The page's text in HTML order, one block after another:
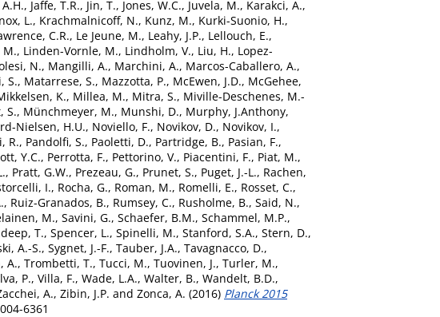
, Jaffe, T.R., Jin, T., Jones, W.C., Juvela, M., Karakci, A.,
L., Krachmalnicoff, N., Kunz, M., Kurki-Suonio, H.,
C.R., Le Jeune, M., Leahy, J.P., Lellouch, E.,
M., Linden-Vornle, M., Lindholm, V., Liu, H., Lopez-
N., Mangilli, A., Marchini, A., Marcos-Caballero, A.,
S., Matarrese, S., Mazzotta, P., McEwen, J.D., McGehee,
K., Millea, M., Mitra, S., Miville-Deschenes, M.-
S., Münchmeyer, M., Munshi, D., Murphy, J.Anthony,
Nielsen, H.U., Noviello, F., Novikov, D., Novikov, I.,
R., Pandolfi, S., Paoletti, D., Partridge, B., Pasian, F.,
Y.C., Perrotta, F., Pettorino, V., Piacentini, F., Piat, M.,
, Pratt, G.W., Prezeau, G., Prunet, S., Puget, J.-L., Rachen,
I., Rocha, G., Roman, M., Romelli, E., Rosset, C.,
, Ruiz-Granados, B., Rumsey, C., Rusholme, B., Said, N.,
M., Savini, G., Schaefer, B.M., Schammel, M.P.,
T., Spencer, L., Spinelli, M., Stanford, S.A., Stern, D.,
A.-S., Sygnet, J.-F., Tauber, J.A., Tavagnacco, D.,
A., Trombetti, T., Tucci, M., Tuovinen, J., Turler, M.,
P., Villa, F., Wade, L.A., Walter, B., Wandelt, B.D.,
A., Zibin, J.P. and Zonca, A. (2016) Planck 2015
6361